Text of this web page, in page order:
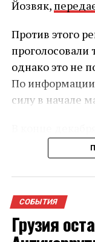
Йозвяк,
Против этого
проголосовали
однако это не
По информации
силу в начале
союзе начал
механизм
После его
может
партии со
СОБЫТИЯ
Грузия